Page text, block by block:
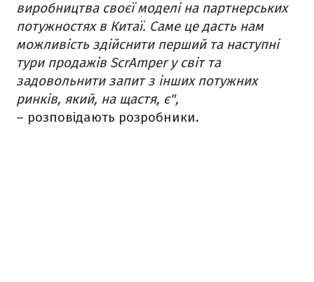
виробництва своєї моделі на партнерських
потужностях в Китаї. Саме це дасть нам
можливість здійснити перший та наступні
тури продажів ScrAmper у світ та
задовольнити запит з інших потужних
ринків, який, на щастя, є",
– розповідають розробники.